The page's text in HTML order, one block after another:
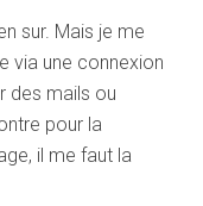
sur. Mais je me
via une connexion
des mails ou
pour la
il me faut la